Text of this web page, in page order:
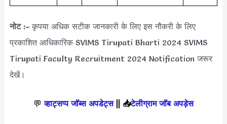
नोट :-कृपया अधिक सटीक जानकारी के लिए इस नौकरी के लिए
प्रकाशित आधिकारिक SVIMS Tirupati Bharti 2024 SVIMS
Tirupati Faculty Recruitment 2024 Notification जरूर
देखें।
💬 व्हाट्सप्प जॉब्स अपडेट्स|| 📥टेलीग्राम जॉब अपड़ेस